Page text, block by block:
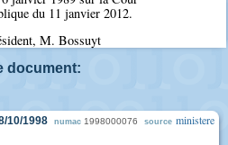
du 11 janvier 2012.
M. Bossuyt
document:
10/1998 numac 1998000076 source ministere